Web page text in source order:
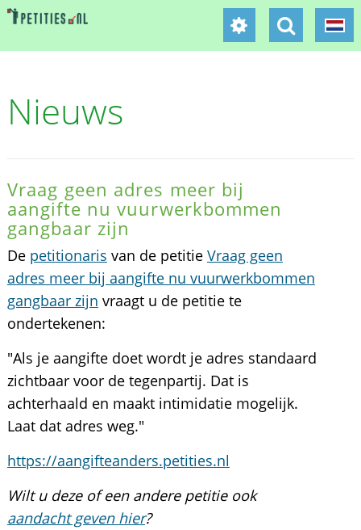
Nieuws
Vraag geen adres meer bij
aangifte nu vuurwerkbommen
gangbaar zijn
De petitionaris van de petitie Vraag geen
adres meer bij aangifte nu vuurwerkbommen
gangbaar zijn vraagt u de petitie te
ondertekenen:
"Als je aangifte doet wordt je adres standaard
zichtbaar voor de tegenpartij. Dat is
achterhaald en maakt intimidatie mogelijk.
Laat dat adres weg."
https://aangifteanders.petities.nl
Wilt u deze of een andere petitie ook
aandacht geven hier?